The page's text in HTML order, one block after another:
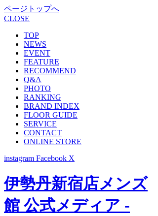
ページトップへ
CLOSE
TOP
NEWS
EVENT
FEATURE
RECOMMEND
Q&A
PHOTO
RANKING
BRAND INDEX
FLOOR GUIDE
SERVICE
CONTACT
ONLINE STORE
instagram Facebook X
伊勢丹新宿店メンズ
館 公式メディア -